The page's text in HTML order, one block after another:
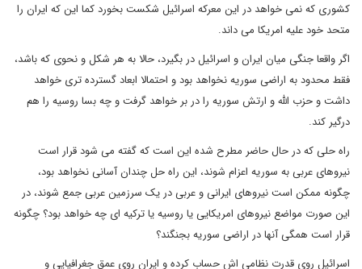
کشوری که نمی خواهد در این معرکه اسرائیل شکست بخورد کما این که ایران را
متحد خود علیه امریکا می داند.
اگر واقعا جنگی میان ایران و اسرائیل در بگیرد، حالا به هر شکل و نحوی که باشد،
فقط محدود به اراضی سوریه نخواهد بود و احتمالا ابعاد گسترده تری خواهد
داشت و حزب الله و ارتش سوریه را در بر خواهد گرفت و چه بسا روسیه را هم
درگیر کند.
راه حلی که در حال حاضر مطرح شده این است که گفته می شود قرار است
نیروهای عربی به سوریه اعزام شوند، این راه حل چندان آسانی نخواهد بود،
چگونه ممکن است نیروهای ایرانی و عربی در یک سرزمین عربی جمع شوند، در
این صورت مواضع نیروهای امریکایی یا روسیه یا ترکیه ای چه خواهد بود؟ چگونه
قرار است همگی آنها در اراضی سوریه بجنگند؟
اسرائیل روی قدرت نظامی اش حساب کرده و ایران روی عمق جغرافیایی و